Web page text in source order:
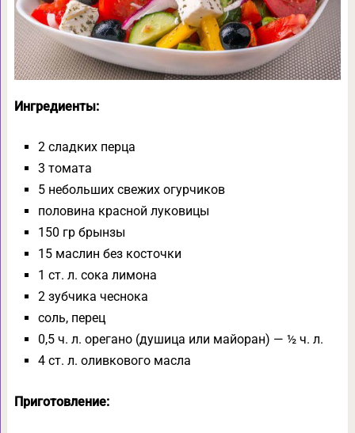
Ингредиенты:
2 сладких перца
3 томата
5 небольших свежих огурчиков
половина красной луковицы
150 гр брынзы
15 маслин без косточки
1 ст. л. сока лимона
2 зубчика чеснока
соль, перец
0,5 ч. л. орегано (душица или майоран) — ½ ч. л.
4 ст. л. оливкового масла
Приготовление: